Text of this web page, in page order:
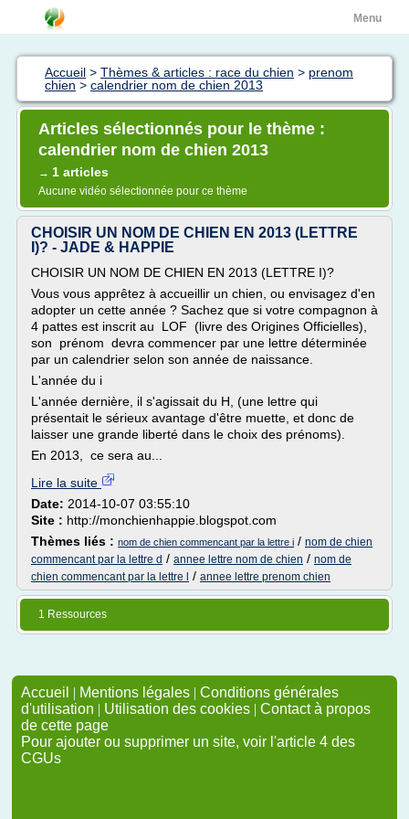
Menu
Accueil > Thèmes & articles : race du chien > prenom
chien > calendrier nom de chien 2013
Articles sélectionnés pour le thème :
calendrier nom de chien 2013
→ 1 articles
Aucune vidéo sélectionnée pour ce thème
CHOISIR UN NOM DE CHIEN EN 2013 (LETTRE
I)? - JADE & HAPPIE
CHOISIR UN NOM DE CHIEN EN 2013 (LETTRE I)?
Vous vous apprêtez à accueillir un chien, ou envisagez d'en
adopter un cette année ? Sachez que si votre compagnon à
4 pattes est inscrit au LOF (livre des Origines Officielles),
son prénom devra commencer par une lettre déterminée
par un calendrier selon son année de naissance.
L'année du i
L'année dernière, il s'agissait du H, (une lettre qui
présentait le sérieux avantage d'être muette, et donc de
laisser une grande liberté dans le choix des prénoms).
En 2013, ce sera au...
Lire la suite
Date: 2014-10-07 03:55:10
Site : http://monchienhappie.blogspot.com
Thèmes liés : nom de chien commencant par la lettre i / nom de chien
commencant par la lettre d / annee lettre nom de chien / nom de
chien commencant par la lettre l
/ annee lettre prenom chien
1 Ressources
Accueil | Mentions légales | Conditions générales
d'utilisation | Utilisation des cookies | Contact à propos
de cette page
Pour ajouter ou supprimer un site, voir l'article 4 des
CGUs